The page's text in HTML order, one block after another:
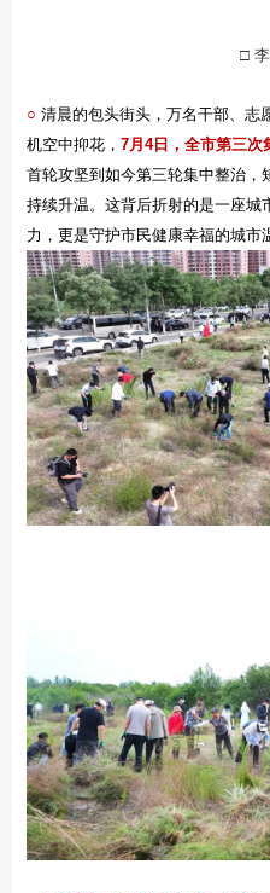
□
○ 清晨的包头街头，万名干部、志
机空中抑花， 7月4日，全市第三次
首轮攻坚到如今第三轮集中整治，
持续升温。这背后折射的是一座城
力，更是守护市民健康幸福的城市